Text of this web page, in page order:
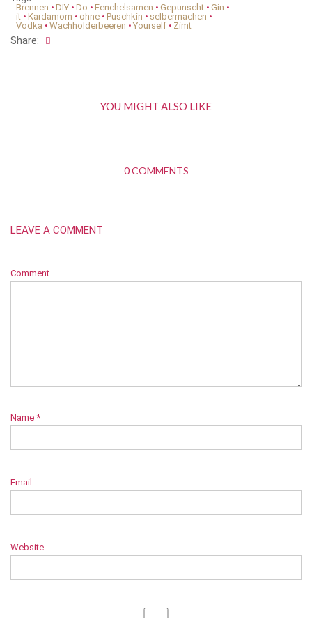
Brennen • DIY • Do • Fenchelsamen • Gepunscht • Gin •
it • Kardamom • ohne • Puschkin • selbermachen •
Vodka • Wachholderbeeren • Yourself • Zimt
Share:
YOU MIGHT ALSO LIKE
0 COMMENTS
LEAVE A COMMENT
Comment
Name *
Email
Website